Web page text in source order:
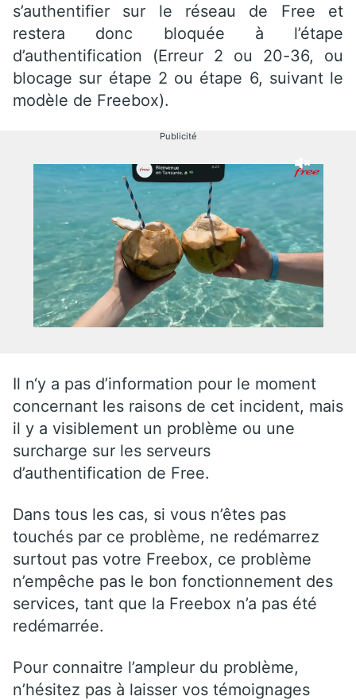
s’authentifier sur le réseau de Free et
restera donc bloquée à l’étape
d’authentification (Erreur 2 ou 20-36, ou
blocage sur étape 2 ou étape 6, suivant le
modèle de Freebox).
Publicité
Il n‘y a pas d’information pour le moment
concernant les raisons de cet incident, mais
il y a visiblement un problème ou une
surcharge sur les serveurs
d’authentification de Free.
Dans tous les cas, si vous n’êtes pas
touchés par ce problème, ne redémarrez
surtout pas votre Freebox, ce problème
n’empêche pas le bon fonctionnement des
services, tant que la Freebox n’a pas été
redémarrée.
Pour connaitre l’ampleur du problème,
n’hésitez pas à laisser vos témoignages